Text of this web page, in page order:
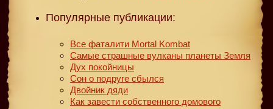
Популярные публикации:
Все фаталити Mortal Kombat
Самые страшные вулканы планеты Земля
Дух покойницы
Сон о подруге сбылся
Двойник дяди
Как завести собственного домового